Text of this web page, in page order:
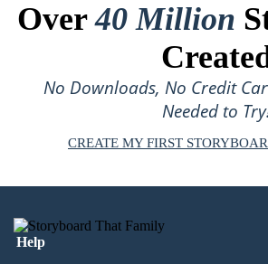
Over40 Million
No Downloads, No Credit
Needed to
CREATE MY FIRST
Help